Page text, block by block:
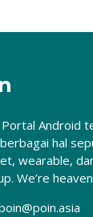
Android
hal
wearable,
We’re